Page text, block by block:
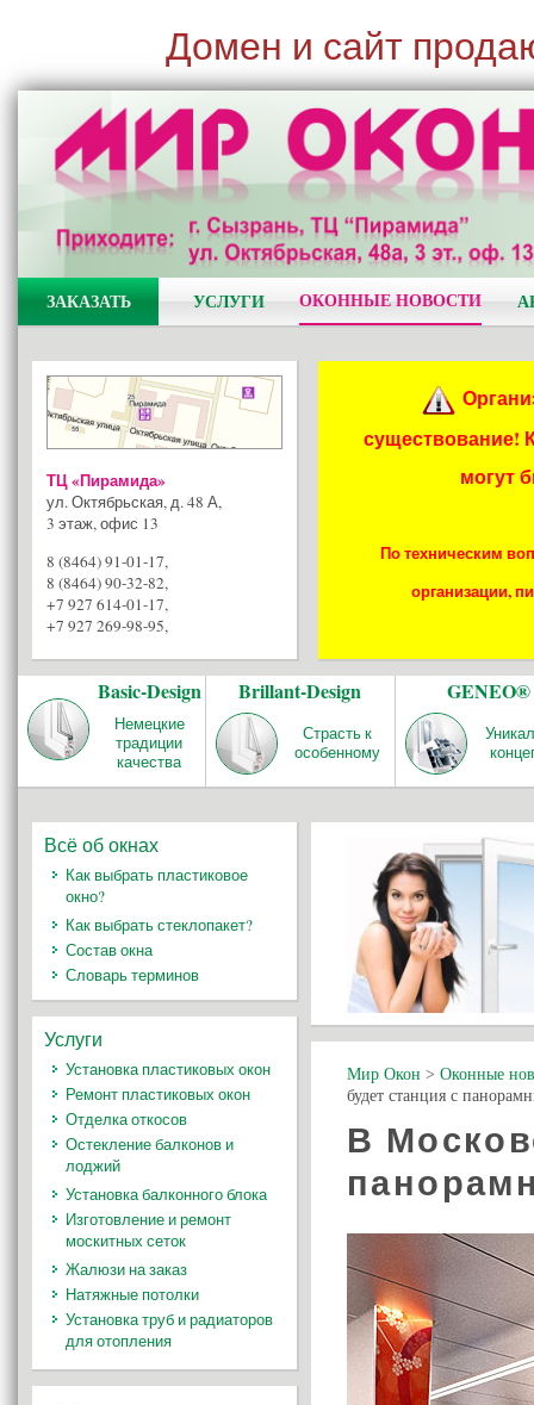
Домен и сайт
ЗАКАЗАТЬ УСЛУГИ ОКОННЫЕ НОВОСТИ
ТЦ «Пирамида»
ул. Октябрьская, д. 48 А,
3 этаж, офис 13
8 (8464) 91-01-17,
8 (8464) 90-32-82,
+7 927 614-01-17,
+7 927 269-98-95,
существование!
могут
По техническим
организации,
Basic-Design
Немецкие
традиции
качества
Brillant-Design
Страсть к
особенному
GENEO®
Мир Окон > Оконные
будет станция с
В
Всё об окнах
Как выбрать пластиковое
окно?
Как выбрать стеклопакет?
Состав окна
Словарь терминов
Услуги
Установка пластиковых окон
Ремонт пластиковых окон
Отделка откосов
Остекление балконов и
лоджий
Установка балконного блока
Изготовление и ремонт
москитных сеток
Жалюзи на заказ
Натяжные потолки
Установка труб и радиаторов
для отопления